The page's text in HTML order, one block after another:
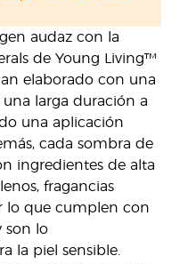
audaz con la
de Young Living™
elaborado con una
larga duración a
una aplicación
cada sombra de
ingredientes de alta
fragancias
lo que cumplen con
son lo
la piel sensible.